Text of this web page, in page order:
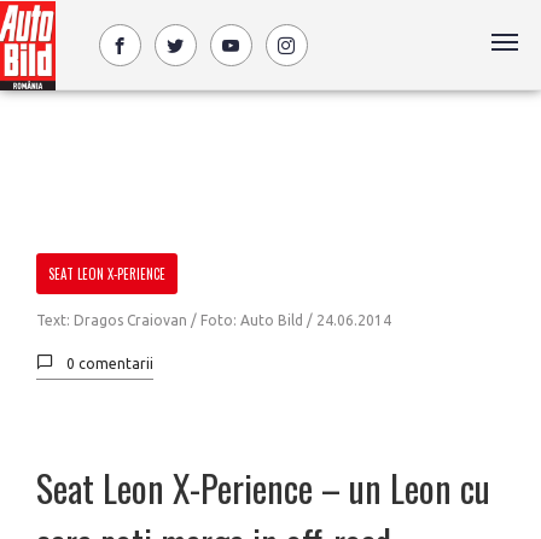
SEAT LEON X-PERIENCE
Text: Dragos Craiovan / Foto: Auto Bild / 24.06.2014
0 comentarii
Seat Leon X-Perience – un Leon cu